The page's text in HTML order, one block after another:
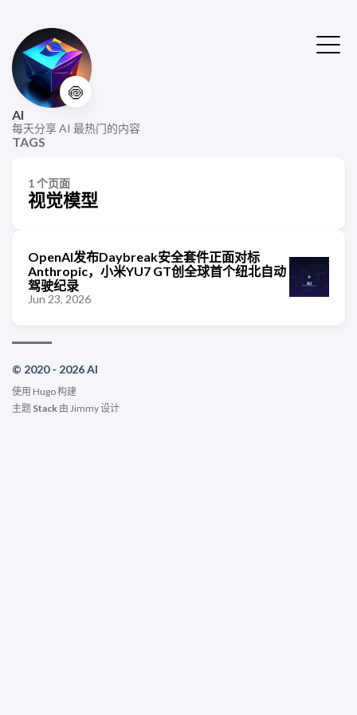
🍥
AI
每天分享 AI 最热门的内容
TAGS
1 个页面
视觉模型
OpenAI发布Daybreak安全套件正面对标
Anthropic，小米YU7 GT创全球首个纽北自动
驾驶纪录
Jun 23, 2026
© 2020 - 2026 AI
使用 Hugo构建
主题 Stack 由 Jimmy设计